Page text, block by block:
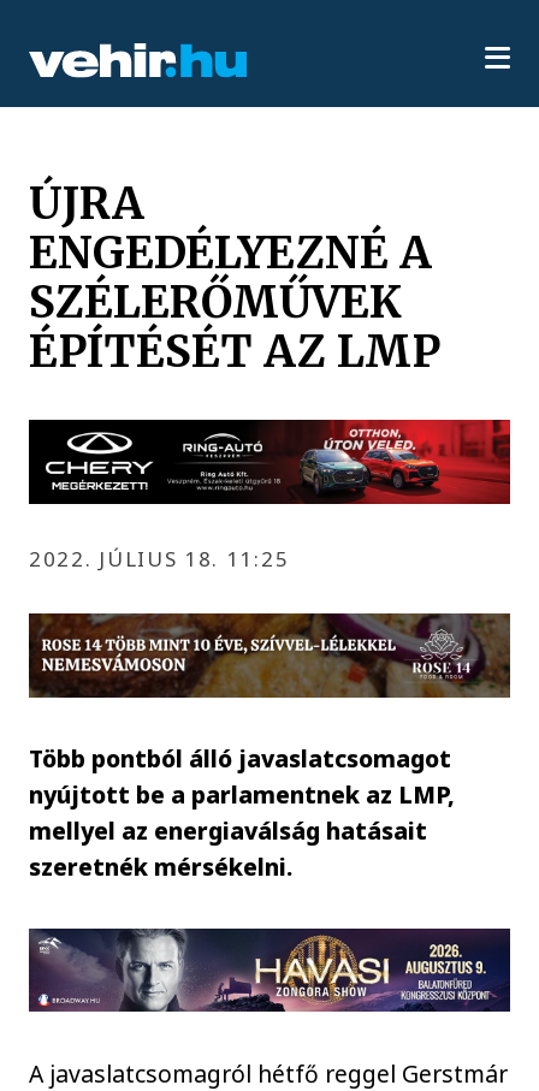
ÚJRA
ENGEDÉLYEZNÉ A
SZÉLERŐMŰVEK
ÉPÍTÉSÉT AZ LMP
2022. JÚLIUS 18. 11:25
Több pontból álló javaslatcsomagot
nyújtott be a parlamentnek az LMP,
mellyel az energiaválság hatásait
szeretnék mérsékelni.
A javaslatcsomagról hétfő reggel Gerstmár